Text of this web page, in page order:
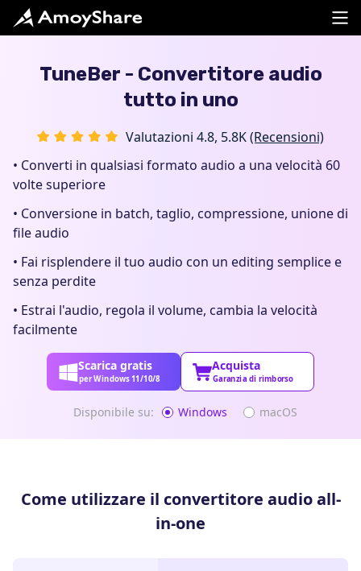
TuneBer - Convertitore audio
tutto in uno
Valutazioni 4.8, 5.8K(Recensioni)
• Converti in qualsiasi formato audio a una velocità 60
volte superiore
• Conversione in batch, taglio, compressione, unione di
file audio
• Fai risplendere il tuo audio con un editing semplice e
senza perdite
• Estrai l'audio, regola il volume, cambia la velocità
facilmente
Scarica gratis
per Windows 11/10/8
Acquista
Garanzia di rimborso
Disponibile su: Windows macOS
Come utilizzare il convertitore audio all-
in-one